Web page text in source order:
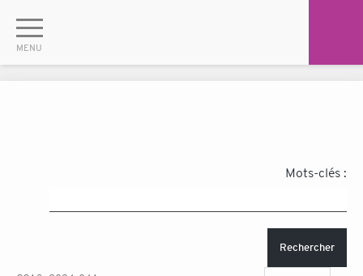
Mots-clés :
Rechercher